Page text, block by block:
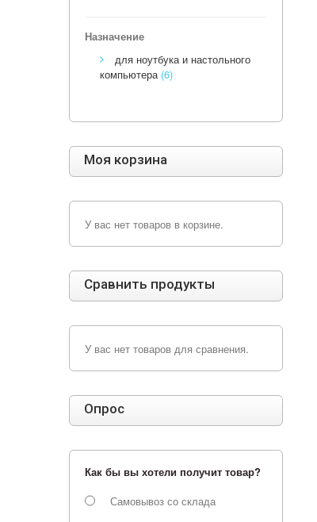
Назначение
для ноутбука и настольного
компьютера (6)
Моя корзина
У вас нет товаров в корзине.
Сравнить продукты
У вас нет товаров для сравнения.
Опрос
Как бы вы хотели получит товар?
Самовывоз со склада